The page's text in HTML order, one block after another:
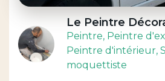
Le Peintre
Peintre, Peintre
Peintre d'intérieur,
moquettiste